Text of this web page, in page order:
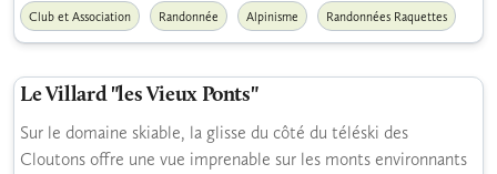
Club et Association Randonnée Alpinisme Randonnées Raquettes
Le Villard "les Vieux Ponts"
Sur le domaine skiable, la glisse du côté du téléski des
Cloutons offre une vue imprenable sur les monts environnants